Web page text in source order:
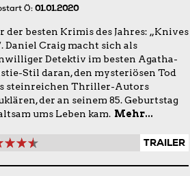
Ö: 01.01.2020
der besten Krimis des Jahres: „Knives
Daniel Craig macht sich als
Detektiv im besten Agatha-
Stil daran, den mysteriösen Tod
steinreichen Thriller-Autors
der an seinem 85. Geburtstag
ums Leben kam. Mehr...
TRAILER